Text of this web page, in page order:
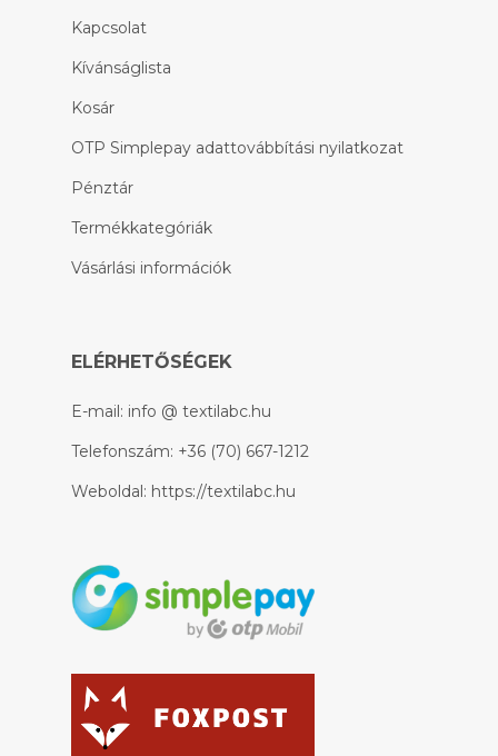
Kapcsolat
Kívánságlista
Kosár
OTP Simplepay adattovábbítási nyilatkozat
Pénztár
Termékkategóriák
Vásárlási információk
ELÉRHETŐSÉGEK
E-mail: info @ textilabc.hu
Telefonszám: +36 (70) 667-1212
Weboldal: https://textilabc.hu